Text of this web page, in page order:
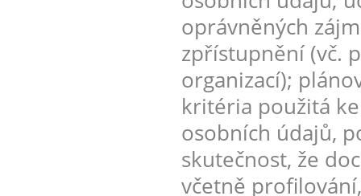
oprávněných
zpřístupnění (vč.
organizací);
kritéria použitá
osobních údajů,
skutečnost, že
včetně